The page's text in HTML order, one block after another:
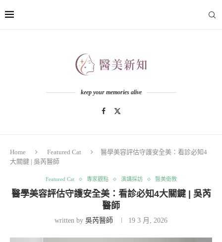
keep your memories alive
Home Featured Cat
醫學美容評估守護安全美：看診必知4
大關鍵 | 吳芮醫師
Featured Cat 專家觀點 演講採訪 醫美衛教
醫學美容評估守護安全美：看診必知4大關鍵 | 吳芮
醫師
written by 吳芮醫師 19 3 月, 2026